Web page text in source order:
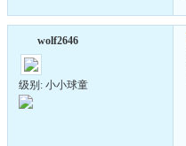
wolf2646
级别: 小小球童